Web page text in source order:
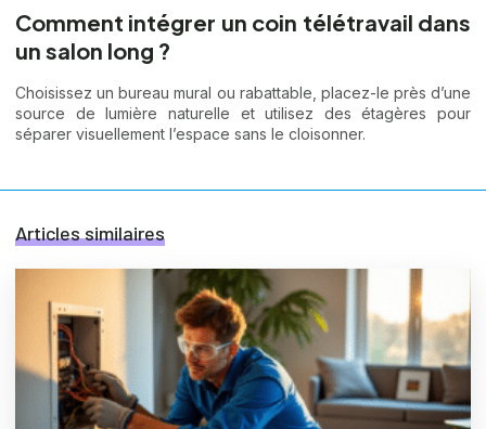
Comment intégrer un coin télétravail dans
un salon long ?
Choisissez un bureau mural ou rabattable, placez-le près d’une
source de lumière naturelle et utilisez des étagères pour
séparer visuellement l’espace sans le cloisonner.
Articles similaires